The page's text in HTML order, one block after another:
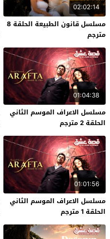
02:02:14
مسلسل قانون الطبيعة الحلقة 8
مترجم
01:04:38
مسلسل الاعراف الموسم الثاني
الحلقة 2 مترجم
01:01:56
مسلسل الاعراف الموسم الثاني
الحلقة 1 مترجم